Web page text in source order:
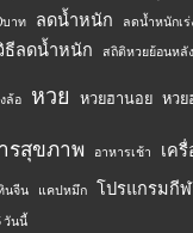
บาท ลดน้ำหนัก ลดน้ำหนักเร่
ธีลดน้ำหนัก สถิติหวยย้อนหลัง
ล้อ หวย หวยฮานอย หว
รสุขภาพ อาหารเช้า เค
นจีน แคปหมึก โปรแกรมกี
วันนี้